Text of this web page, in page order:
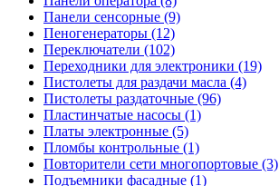
Панели сенсорные (9)
Пеногенераторы (12)
Переключатели (102)
Переходники для электроники (19)
Пистолеты для раздачи масла (4)
Пистолеты раздаточные (96)
Пластинчатые насосы (1)
Платы электронные (5)
Пломбы контрольные (1)
Повторители сети многопортовые (3)
Подъемники фасадные (1)